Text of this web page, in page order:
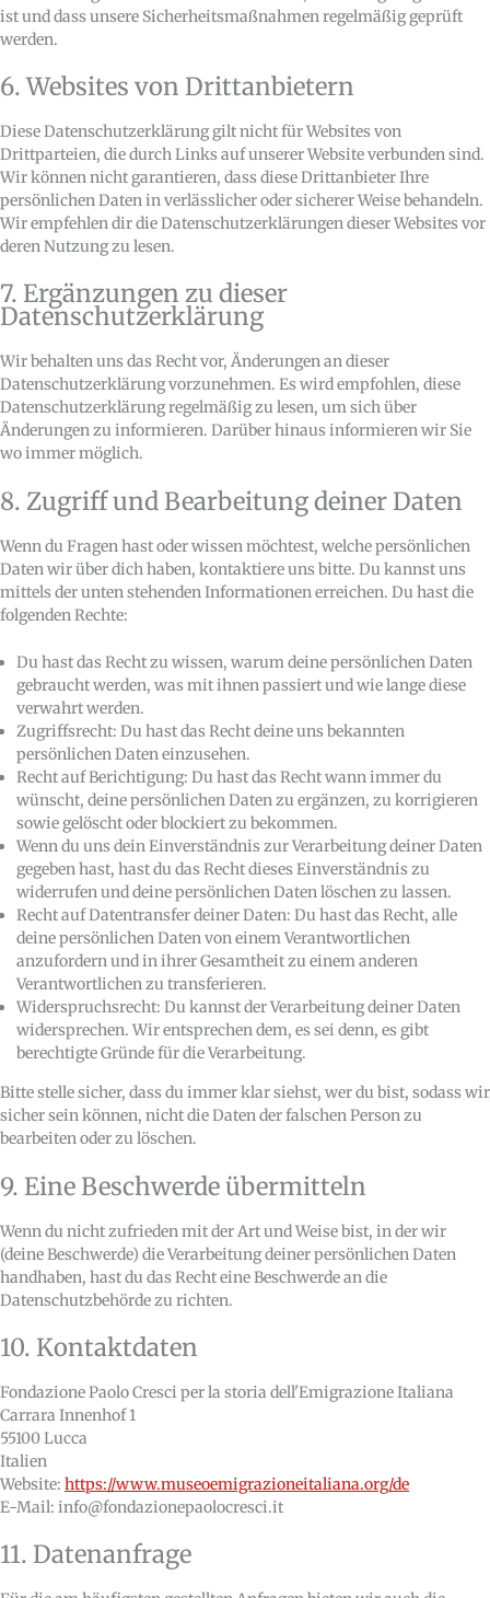
ist und dass unsere Sicherheitsmaßnahmen regelmäßig geprüft
werden.
6. Websites von Drittanbietern
Diese Datenschutzerklärung gilt nicht für Websites von
Drittparteien, die durch Links auf unserer Website verbunden sind.
Wir können nicht garantieren, dass diese Drittanbieter Ihre
persönlichen Daten in verlässlicher oder sicherer Weise behandeln.
Wir empfehlen dir die Datenschutzerklärungen dieser Websites vor
deren Nutzung zu lesen.
7. Ergänzungen zu dieser
Datenschutzerklärung
Wir behalten uns das Recht vor, Änderungen an dieser
Datenschutzerklärung vorzunehmen. Es wird empfohlen, diese
Datenschutzerklärung regelmäßig zu lesen, um sich über
Änderungen zu informieren. Darüber hinaus informieren wir Sie
wo immer möglich.
8. Zugriff und Bearbeitung deiner Daten
Wenn du Fragen hast oder wissen möchtest, welche persönlichen
Daten wir über dich haben, kontaktiere uns bitte. Du kannst uns
mittels der unten stehenden Informationen erreichen. Du hast die
folgenden Rechte:
Du hast das Recht zu wissen, warum deine persönlichen Daten
gebraucht werden, was mit ihnen passiert und wie lange diese
verwahrt werden.
Zugriffsrecht: Du hast das Recht deine uns bekannten
persönlichen Daten einzusehen.
Recht auf Berichtigung: Du hast das Recht wann immer du
wünscht, deine persönlichen Daten zu ergänzen, zu korrigieren
sowie gelöscht oder blockiert zu bekommen.
Wenn du uns dein Einverständnis zur Verarbeitung deiner Daten
gegeben hast, hast du das Recht dieses Einverständnis zu
widerrufen und deine persönlichen Daten löschen zu lassen.
Recht auf Datentransfer deiner Daten: Du hast das Recht, alle
deine persönlichen Daten von einem Verantwortlichen
anzufordern und in ihrer Gesamtheit zu einem anderen
Verantwortlichen zu transferieren.
Widerspruchsrecht: Du kannst der Verarbeitung deiner Daten
widersprechen. Wir entsprechen dem, es sei denn, es gibt
berechtigte Gründe für die Verarbeitung.
Bitte stelle sicher, dass du immer klar siehst, wer du bist, sodass wir
sicher sein können, nicht die Daten der falschen Person zu
bearbeiten oder zu löschen.
9. Eine Beschwerde übermitteln
Wenn du nicht zufrieden mit der Art und Weise bist, in der wir
(deine Beschwerde) die Verarbeitung deiner persönlichen Daten
handhaben, hast du das Recht eine Beschwerde an die
Datenschutzbehörde zu richten.
10. Kontaktdaten
Fondazione Paolo Cresci per la storia dell'Emigrazione Italiana
Carrara Innenhof 1
55100 Lucca
Italien
Website: https://www.museoemigrazioneitaliana.org/de
E-Mail: info@fondazionepaolocresci.it
11. Datenanfrage